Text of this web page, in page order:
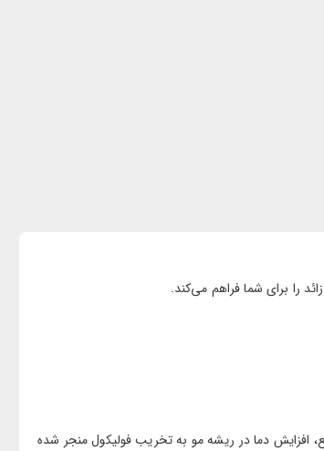
را برای شما فراهم می‌کند.
افزایش دما در ریشه مو به تخریب فولیکول منجر شده